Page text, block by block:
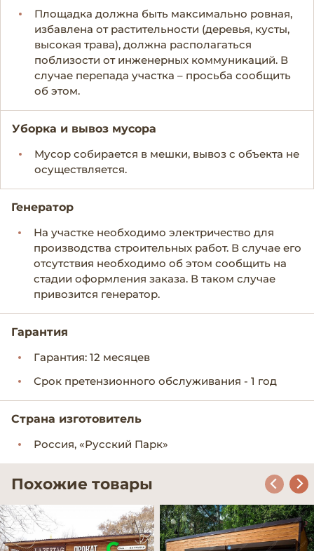
Площадка должна быть максимально ровная,
избавлена от растительности (деревья, кусты,
высокая трава), должна располагаться
поблизости от инженерных коммуникаций. В
случае перепада участка – просьба сообщить
об этом.
Уборка и вывоз мусора
Мусор собирается в мешки, вывоз с объекта не
осуществляется.
Генератор
На участке необходимо электричество для
производства строительных работ. В случае его
отсутствия необходимо об этом сообщить на
стадии оформления заказа. В таком случае
привозится генератор.
Гарантия
Гарантия: 12 месяцев
Срок претензионного обслуживания - 1 год
Страна изготовитель
Россия, «Русский Парк»
Похожие товары